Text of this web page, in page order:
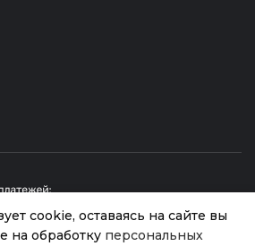
cookie, оставаясь на сайте вы
на обработку персональных